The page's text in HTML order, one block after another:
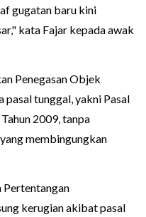
gugatan baru kini
kata Fajar kepada awak
Penegasan Objek
pasal tunggal, yakni Pasal
2009, tanpa
membingungkan
Pertentangan
kerugian akibat pasal